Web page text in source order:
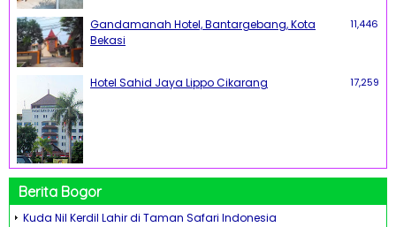
Gandamanah Hotel, Bantargebang, Kota
Bekasi
11,446
Hotel Sahid Jaya Lippo Cikarang 17,259
Berita Bogor
Kuda Nil Kerdil Lahir di Taman Safari Indonesia